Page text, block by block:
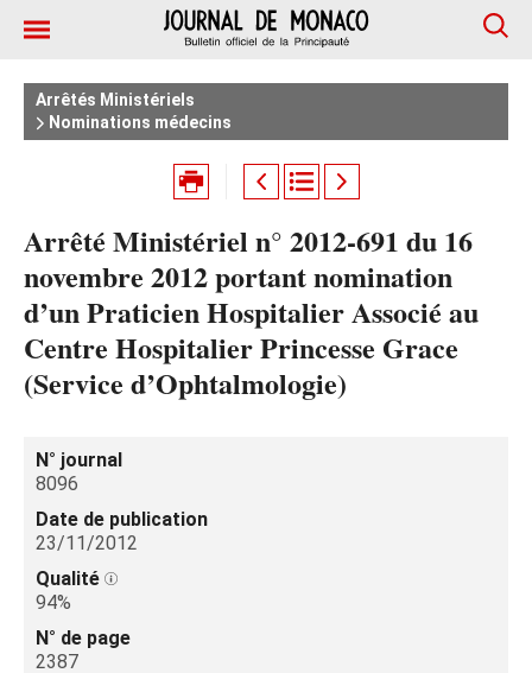
Arrêtés Ministériels
Nominations médecins
Arrêté Ministériel n° 2012-691 du 16
novembre 2012 portant nomination
d’un Praticien Hospitalier Associé au
Centre Hospitalier Princesse Grace
(Service d’Ophtalmologie)
N° journal
8096
Date de publication
23/11/2012
Qualité
94%
N° de page
2387